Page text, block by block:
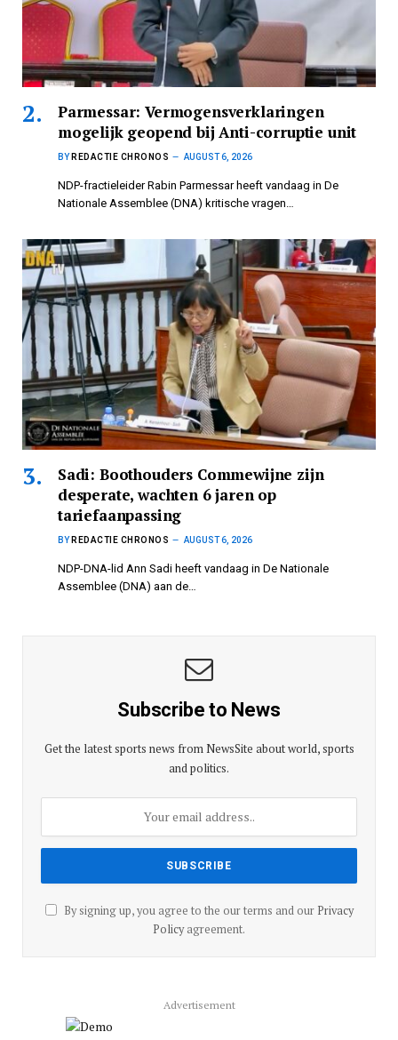
Parmessar: Vermogensverklaringen
mogelijk geopend bij Anti-corruptie unit
BY REDACTIE CHRONOS AUGUST 6, 2026
NDP-fractieleider Rabin Parmessar heeft vandaag in De
Nationale Assemblee (DNA) kritische vragen…
Sadi: Boothouders Commewijne zijn
desperate, wachten 6 jaren op
tariefaanpassing
BY REDACTIE CHRONOS AUGUST 6, 2026
NDP-DNA-lid Ann Sadi heeft vandaag in De Nationale
Assemblee (DNA) aan de…
Subscribe to News
Get the latest sports news from NewsSite about world, sports
and politics.
By signing up, you agree to the our terms and our Privacy
Policyagreement.
Advertisement